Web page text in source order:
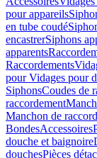
pour appareils
en tube coudé
encastrerSiphons
apparents
Raccordements
pour Vidages pour
SiphonsCoudes de
raccordement
Manchon de
BondesAccessoires
douche et baignoire
douchesPièces